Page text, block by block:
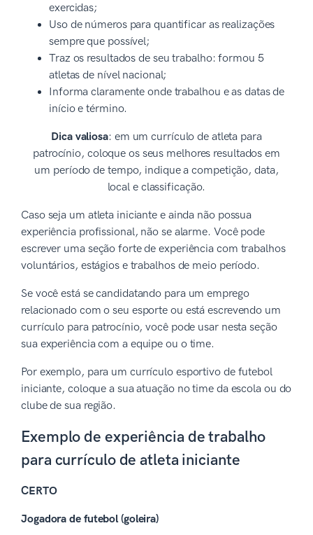
exercidas;
Uso de números para quantificar as realizações
sempre que possível;
Traz os resultados de seu trabalho: formou 5
atletas de nível nacional;
Informa claramente onde trabalhou e as datas de
início e término.
Dica valiosa: em um currículo de atleta para
patrocínio, coloque os seus melhores resultados em
um período de tempo, indique a competição, data,
local e classificação.
Caso seja um atleta iniciante e ainda não possua
experiência profissional, não se alarme. Você pode
escrever uma seção forte de experiência com trabalhos
voluntários, estágios e trabalhos de meio período.
Se você está se candidatando para um emprego
relacionado com o seu esporte ou está escrevendo um
currículo para patrocínio, você pode usar nesta seção
sua experiência com a equipe ou o time.
Por exemplo, para um currículo esportivo de futebol
iniciante, coloque a sua atuação no time da escola ou do
clube de sua região.
Exemplo de experiência de trabalho
para currículo de atleta iniciante
CERTO
Jogadora de futebol (goleira)